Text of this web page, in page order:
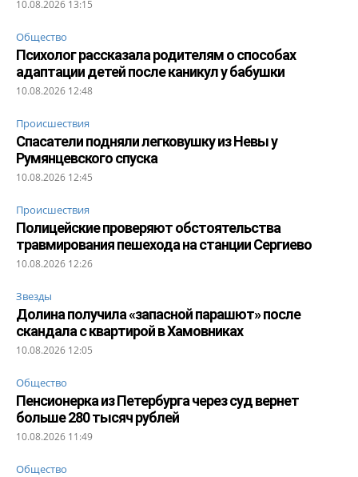
10.08.2026 13:15
Общество
Психолог рассказала родителям о способах
адаптации детей после каникул у бабушки
10.08.2026 12:48
Происшествия
Спасатели подняли легковушку из Невы у
Румянцевского спуска
10.08.2026 12:45
Происшествия
Полицейские проверяют обстоятельства
травмирования пешехода на станции Сергиево
10.08.2026 12:26
Звезды
Долина получила «запасной парашют» после
скандала с квартирой в Хамовниках
10.08.2026 12:05
Общество
Пенсионерка из Петербурга через суд вернет
больше 280 тысяч рублей
10.08.2026 11:49
Общество